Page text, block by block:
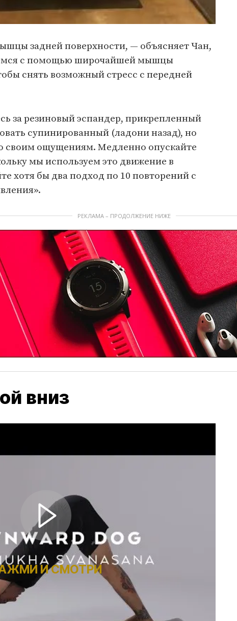
задней поверхности, — объясняет Чан,
с помощью широчайшей мышцы
снять возможный стресс с передней
за резиновый эспандер, прикрепленный
супинированный (ладони назад), но
своим ощущениям. Медленно опускайте
мы используем это движение в
хотя бы два подход по 10 повторений с
РЕКЛАМА – ПРОДОЛЖЕНИЕ НИЖЕ
вниз
И СМОТРИ